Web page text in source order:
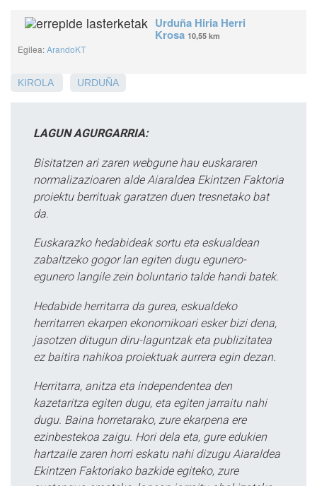
Urduña Hiria Herri
Krosa 10,55 km
Egilea:ArandoKT
KIROLA URDUÑA
LAGUN AGURGARRIA:
Bisitatzen ari zaren webgune hau euskararen
normalizazioaren alde Aiaraldea Ekintzen Faktoria
proiektu berrituak garatzen duen tresnetako bat
da.
Euskarazko hedabideak sortu eta eskualdean
zabaltzeko gogor lan egiten dugu egunero-
egunero langile zein boluntario talde handi batek.
Hedabide herritarra da gurea, eskualdeko
herritarren ekarpen ekonomikoari esker bizi dena,
jasotzen ditugun diru-laguntzak eta publizitatea
ez baitira nahikoa proiektuak aurrera egin dezan.
Herritarra, anitza eta independentea den
kazetaritza egiten dugu, eta egiten jarraitu nahi
dugu. Baina horretarako, zure ekarpena ere
ezinbestekoa zaigu. Hori dela eta, gure edukien
hartzaile zaren horri eskatu nahi dizugu Aiaraldea
Ekintzen Faktoriako bazkide egiteko, zure